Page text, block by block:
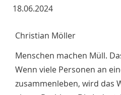
18.06.2024
Christian Möller
Menschen machen Müll.
Wenn viele Personen an
zusammenleben, wird das